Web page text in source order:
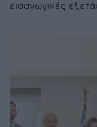
εισαγωγικές